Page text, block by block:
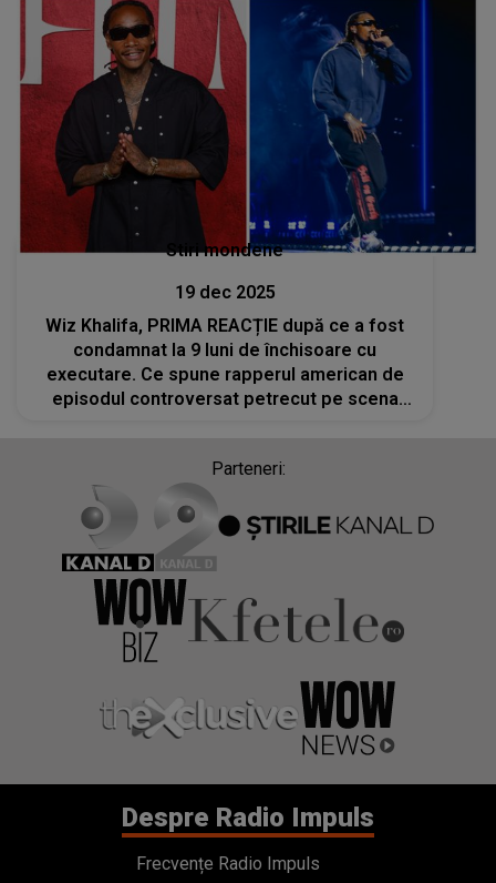
Stiri mondene
19 dec 2025
Wiz Khalifa, PRIMA REACȚIE după ce a fost
condamnat la 9 luni de închisoare cu
executare. Ce spune rapperul american de
episodul controversat petrecut pe scena
Parteneri:
Despre Radio Impuls
Frecvențe Radio Impuls